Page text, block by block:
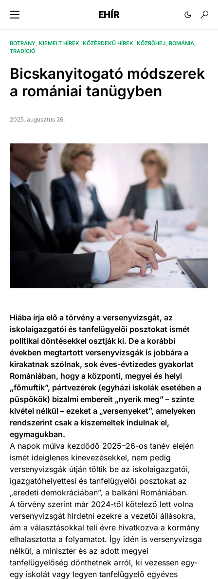
EHÍR
BOTRÁNY KIEMELT HÍREK KÖZÉRDEKŰ HÍREK KÖZRÖHEJ ROMÁNIA
TRADÍCIÓ
Bicskanyitogató módszerek
a romániai tanügyben
2025. augusztus 26.
Hiába írja elő a törvény a versenyvizsgát, az
iskolaigazgatói és tanfelügyelői posztokat ismét
politikai döntésekkel osztják ki. De a korábbi
években megtartott versenyvizsgák is jobbára a
kirakatnak szólnak, sok éves-évtizedes gyakorlat
Romániában, hogy a központi, megyei és helyi
„főmuftik”, pártvezérek (egyházi iskolák esetében a
püspökök) bizalmi embereit „nyerik meg” – szinte
kivétel nélkül – ezeket a „versenyeket”, amelyeken
rendszerint csak a kiszemeltek indulnak el,
egymagukban.
A napok múlva kezdődő 2025–26-os tanév elején
ismét ideiglenes kinevezésekkel, nem pedig
versenyvizsgák útján töltik be az iskolaigazgatói,
igazgatóhelyettesi és tanfelügyelői posztokat az
„eredeti demokráciában”, a balkáni Romániában.
A törvény szerint már 2024-től kötelező lett volna
versenyvizsgát hirdetni ezekre a vezetői állásokra,
ám a választásokkal teli évre hivatkozva a kormány
elhalasztotta a folyamatot. Így idén is versenyvizsga
nélkül, a miniszter és az adott megyei
tanfelügyelőség dönthetnek arról, ki vezessen egy-
egy iskolát vagy legyen tanfelügyelő egyéves